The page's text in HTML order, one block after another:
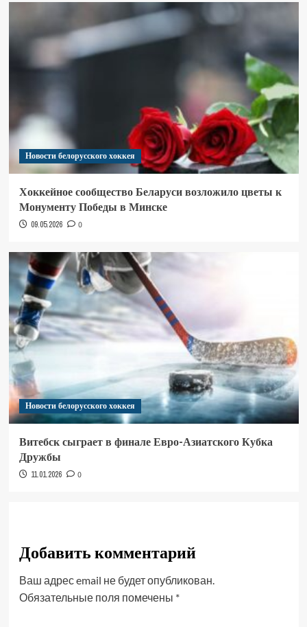
Новости белорусского хоккея
Хоккейное сообщество Беларуси возложило цветы к
Монументу Победы в Минске
09.05.2026 0
Новости белорусского хоккея
Витебск сыграет в финале Евро-Азиатского Кубка
Дружбы
11.01.2026 0
Добавить комментарий
Ваш адрес email не будет опубликован.
Обязательные поля помечены *